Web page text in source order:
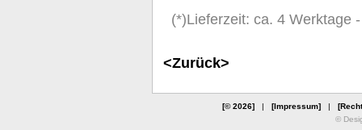
(*)Lieferzeit: ca. 4 Werktage
<Zurück>
[© 2026]| [Impressum]|
©